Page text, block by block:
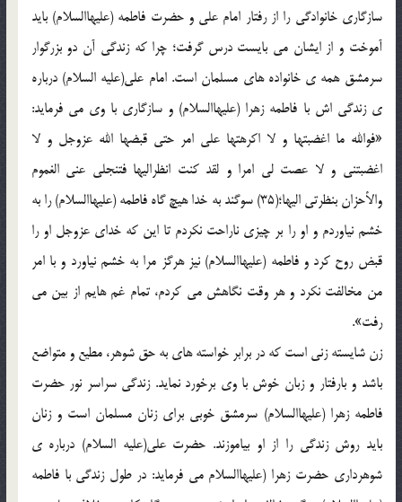
سازگاري خانوادگي را از رفتار امام علي و حضرت فاطمه (عليهاالسلام) بايد
آموخت و از ايشان مي بايست درس گرفت؛ چرا که زندگي آن دو بزرگوار
سرمشق همه ي خانواده هاي مسلمان است. امام علي(عليه السلام) درباره
ي زندگي اش با فاطمه زهرا (عليهاالسلام) و سازگاري با وي مي فرمايد:
«فوالله ما اغضبتها و لا اکرهتها علي امر حتي قبضها الله عزوجل و لا
اغضبتني و لا عصت لي امرا و لقد کنت انظراليها فتنجلي عني الغموم
والأحزان بنظرتي اليها؛(35) سوگند به خدا هيچ گاه فاطمه (عليهاالسلام) را به
خشم نياوردم و او را بر چيزي ناراحت نکردم تا اين که خداي عزوجل او را
قبض روح کرد و فاطمه (عليهاالسلام) نيز هرگز مرا به خشم نياورد و با امر
من مخالفت نکرد و هر وقت نگاهش مي کردم، تمام غم هايم از بين مي
رفت».
زن شايسته زني است که در برابر خواسته هاي به حق شوهر، مطيع و متواضع
باشد و بارفتار و زبان خوش با وي برخورد نمايد. زندگي سراسر نور حضرت
فاطمه زهرا (عليهاالسلام) سرمشق خوبي براي زنان مسلمان است و زنان
بايد روش زندگي را از او بياموزند. حضرت علي(عليه السلام) درباره ي
شوهرداري حضرت زهرا (عليهاالسلام مي فرمايد: در طول زندگي با فاطمه